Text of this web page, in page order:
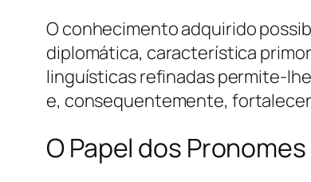
O conhecimento adquirido
diplomática, característica
linguísticas refinadas permite-
e, consequentemente,
O Papel dos